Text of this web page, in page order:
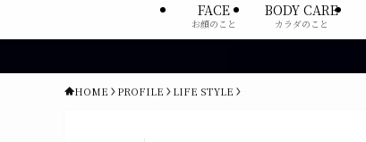
FACE
お顔のこと
BODY CARE
カラダのこと
HOME PROFILE LIFE STYLE